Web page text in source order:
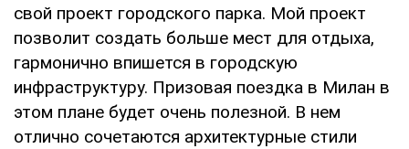
свой проект городского парка. Мой проект
позволит создать больше мест для отдыха,
гармонично впишется в городскую
инфраструктуру. Призовая поездка в Милан в
этом плане будет очень полезной. В нем
отлично сочетаются архитектурные стили